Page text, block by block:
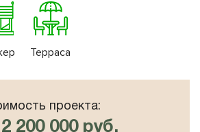
Терраса
проекта:
200 000 руб.